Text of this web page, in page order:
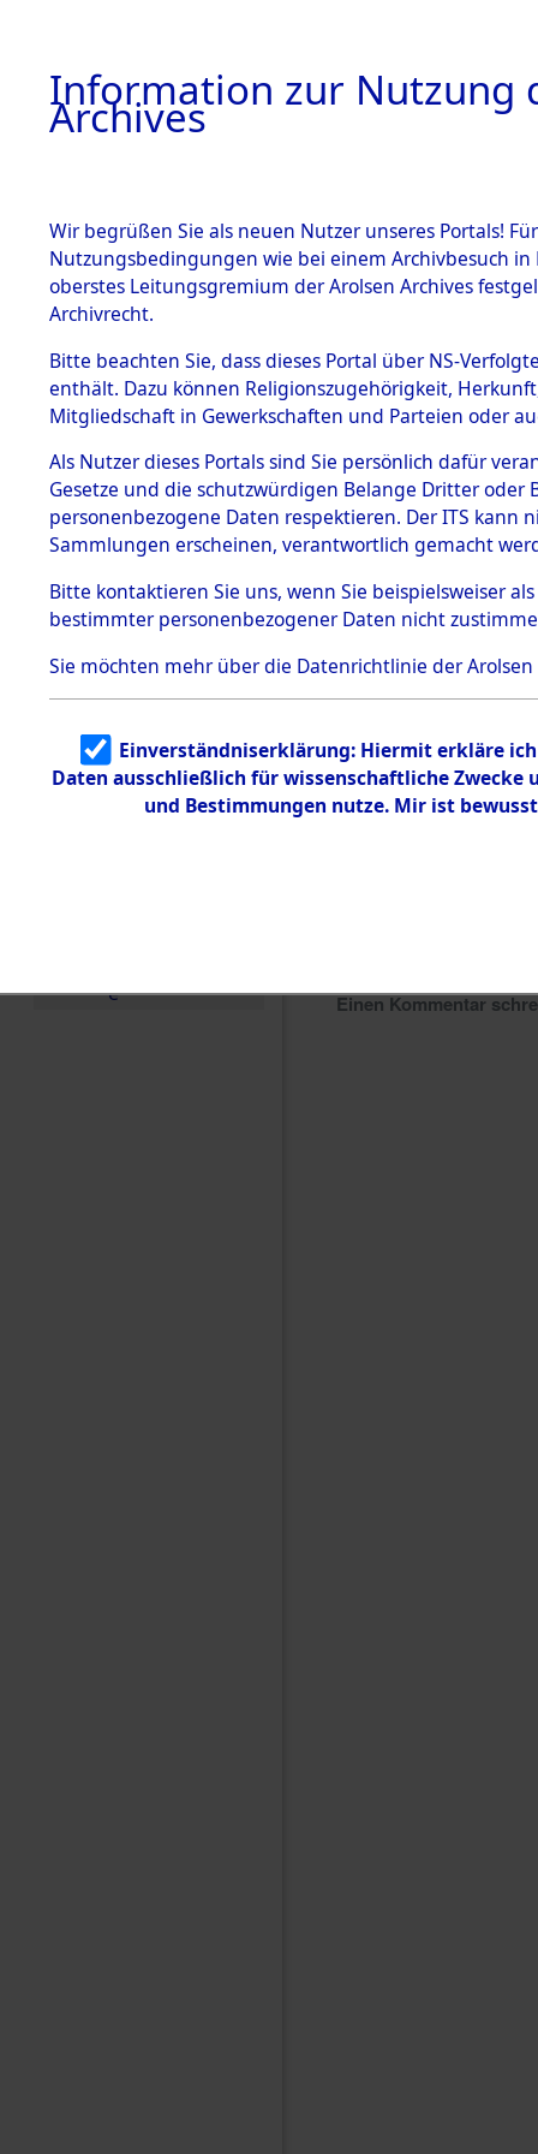
BESTÄNDE
1.
mente
5. Verschiedenes
5.3
Todesmärsche
5.3.1 Alliierte
Erhebungen
zu
Todesmärsch
en
5.3.2
Identifizierun
5.3.3
Todesmärsch
e
Listen
0007
Einen Kommentar
Information zur Nutzung
Archives
Wir begrüßen Sie als neuen Nutzer unseres Portals!
Nutzungsbedingungen wie bei einem Archivbesuch
oberstes Leitungsgremium der Arolsen Archives
Archivrecht.
Bitte beachten Sie, dass dieses Portal über NS-
enthält. Dazu können Religionszugehörigkeit,
Mitgliedschaft in Gewerkschaften und Parteien oder
Als Nutzer dieses Portals sind Sie persönlich dafür
Gesetze und die schutzwürdigen Belange Dritter
personenbezogene Daten respektieren. Der ITS
Sammlungen erscheinen, verantwortlich gemacht
Bitte kontaktieren Sie uns, wenn Sie beispielsweiser
bestimmter personenbezogener Daten nicht
Sie möchten mehr über die Datenrichtlinie der Arolsen
Einverständniserklärung: Hiermit erkläre
Daten ausschließlich für wissenschaftliche
und Bestimmungen nutze. Mir ist